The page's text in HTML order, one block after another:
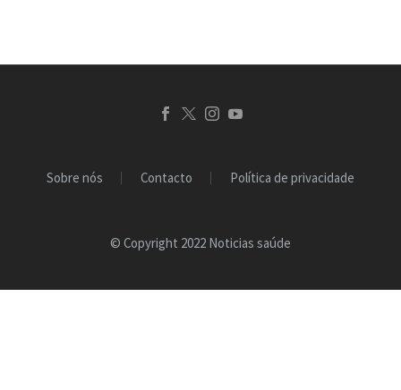
Sobre nós Contacto Política de privacidade
© Copyright 2022 Noticias saúde